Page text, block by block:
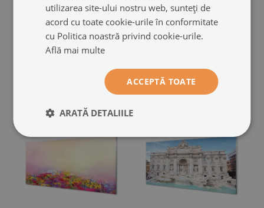
Tablouri acrilice
femeie de dormit(#oah-
97682179)
499.99 LEI
Tablouri acrilice
Imaginea de trandafir
97570546)
499.99 LEI
utilizarea site-ului nostru web, sunteți de
acord cu toate cookie-urile în conformitate
cu Politica noastră privind cookie-urile.
Află mai multe
ACCEPTĂ TOATE
ARATĂ DETALIILE